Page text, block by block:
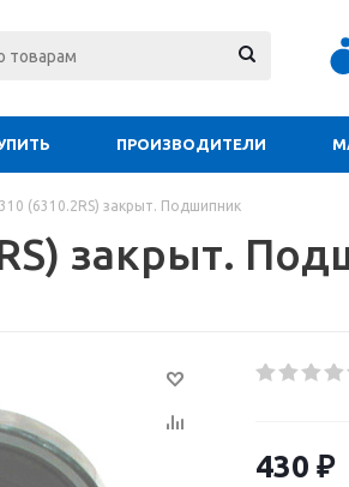
ПРОИЗВОДИТЕЛИ
(6310.2RS) закрыт. Подшипник
закрыт.
430 ₽